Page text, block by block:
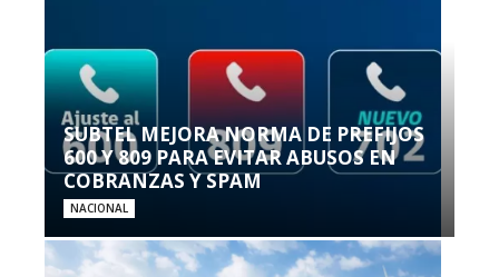
SUBTEL MEJORA NORMA DE PREFIJOS
600 Y 809 PARA EVITAR ABUSOS EN
COBRANZAS Y SPAM
NACIONAL